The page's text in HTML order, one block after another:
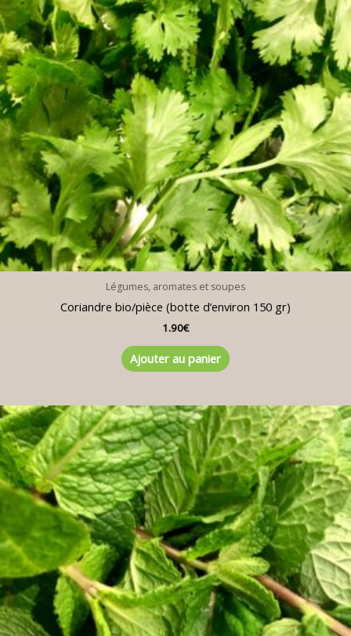
Légumes, aromates et soupes
Coriandre bio/pièce (botte d’environ 150 gr)
1.90€
Ajouter au panier